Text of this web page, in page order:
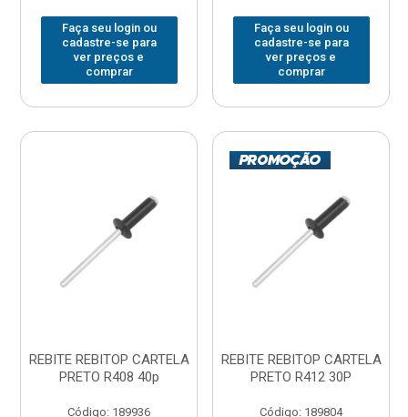
Faça seu login ou
cadastre-se para
ver preços e
comprar
Faça seu login ou
cadastre-se para
ver preços e
comprar
REBITE REBITOP CARTELA
PRETO R408 40p
Código: 189936
REBITE REBITOP CARTELA
PRETO R412 30P
Código: 189804